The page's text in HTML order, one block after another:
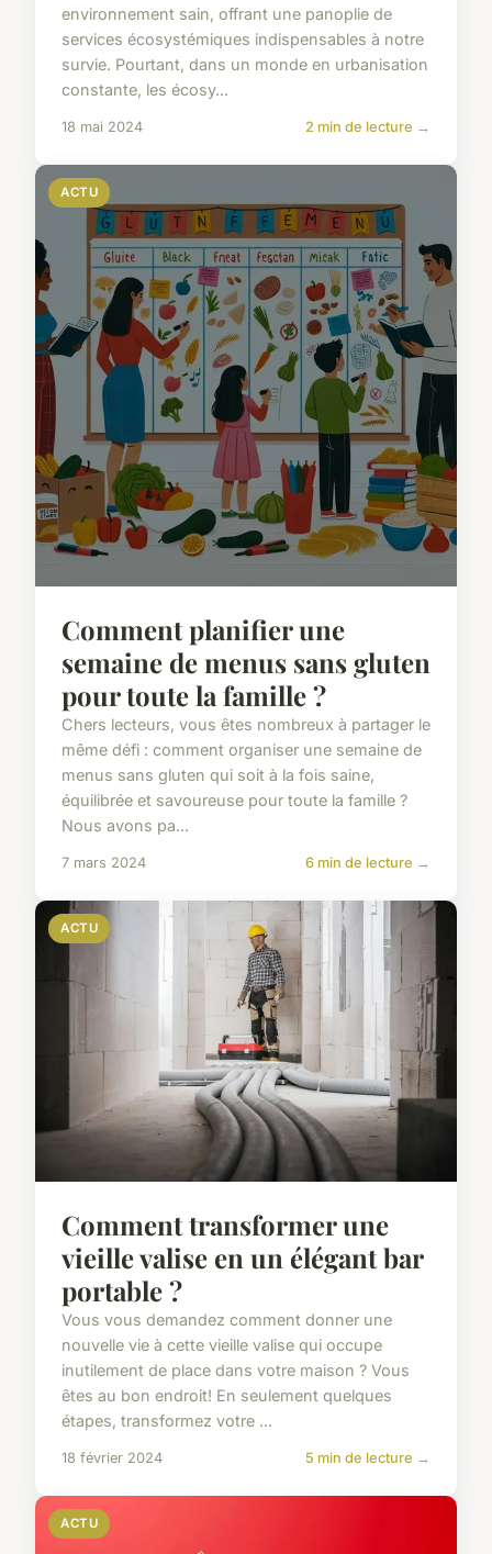
environnement sain, offrant une panoplie de
services écosystémiques indispensables à notre
survie. Pourtant, dans un monde en urbanisation
constante, les écosy...
18 mai 2024 2 min de lecture →
ACTU
Comment planifier une
semaine de menus sans gluten
pour toute la famille ?
Chers lecteurs, vous êtes nombreux à partager le
même défi : comment organiser une semaine de
menus sans gluten qui soit à la fois saine,
équilibrée et savoureuse pour toute la famille ?
Nous avons pa...
7 mars 2024 6 min de lecture →
ACTU
Comment transformer une
vieille valise en un élégant bar
portable ?
Vous vous demandez comment donner une
nouvelle vie à cette vieille valise qui occupe
inutilement de place dans votre maison ? Vous
êtes au bon endroit! En seulement quelques
étapes, transformez votre ...
18 février 2024 5 min de lecture →
ACTU